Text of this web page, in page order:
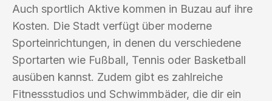
Auch sportlich Aktive kommen in Buzau auf ihre
Kosten. Die Stadt verfügt über moderne
Sporteinrichtungen, in denen du verschiedene
Sportarten wie Fußball, Tennis oder Basketball
ausüben kannst. Zudem gibt es zahlreiche
Fitnessstudios und Schwimmbäder, die dir ein